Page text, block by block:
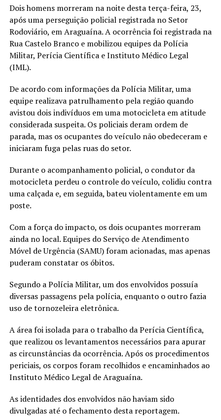
Dois homens morreram na noite desta terça-feira, 23,
após uma perseguição policial registrada no Setor
Rodoviário, em Araguaína. A ocorrência foi registrada na
Rua Castelo Branco e mobilizou equipes da Polícia
Militar, Perícia Científica e Instituto Médico Legal
(IML).
De acordo com informações da Polícia Militar, uma
equipe realizava patrulhamento pela região quando
avistou dois indivíduos em uma motocicleta em atitude
considerada suspeita. Os policiais deram ordem de
parada, mas os ocupantes do veículo não obedeceram e
iniciaram fuga pelas ruas do setor.
Durante o acompanhamento policial, o condutor da
motocicleta perdeu o controle do veículo, colidiu contra
uma calçada e, em seguida, bateu violentamente em um
poste.
Com a força do impacto, os dois ocupantes morreram
ainda no local. Equipes do Serviço de Atendimento
Móvel de Urgência (SAMU) foram acionadas, mas apenas
puderam constatar os óbitos.
Segundo a Polícia Militar, um dos envolvidos possuía
diversas passagens pela polícia, enquanto o outro fazia
uso de tornozeleira eletrônica.
A área foi isolada para o trabalho da Perícia Científica,
que realizou os levantamentos necessários para apurar
as circunstâncias da ocorrência. Após os procedimentos
periciais, os corpos foram recolhidos e encaminhados ao
Instituto Médico Legal de Araguaína.
As identidades dos envolvidos não haviam sido
divulgadas até o fechamento desta reportagem.